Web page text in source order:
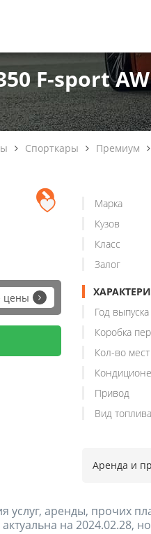
F-sport
Спорткары Премиум
цены
Марка
Кузов
Класс
Залог
Год выпуска
Коробка
Кол-во мест
Привод
Вид топлива
Аренда и
аренды, прочих
на 2024.02.28,